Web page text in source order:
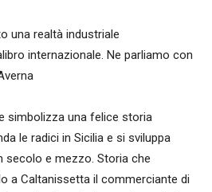
una realtà industriale
internazionale. Ne parliamo con
simbolizza una felice storia
le radici in Sicilia e si sviluppa
secolo e mezzo. Storia che
a Caltanissetta il commerciante di